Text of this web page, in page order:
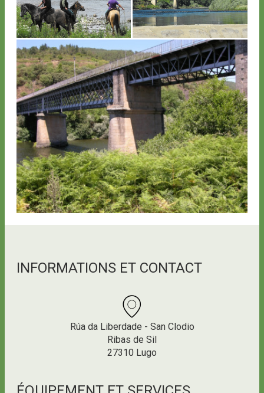
INFORMATIONS ET CONTACT
Rúa da Liberdade - San Clodio
Ribas de Sil
27310 Lugo